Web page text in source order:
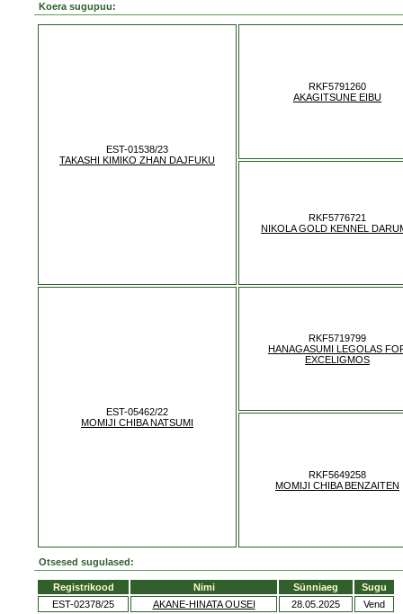
Koera sugupuu:
EST-01538/23
TAKASHI KIMIKO ZHAN DAJFUKU
RKF5791260
AKAGITSUNE EIBU
RKF5776721
NIKOLA GOLD KENNEL
EST-05462/22
MOMIJI CHIBA NATSUMI
RKF5719799
HANAGASUMI LEGOLAS
EXCELIGMOS
RKF5649258
MOMIJI CHIBA BENZAITEN
Otsesed sugulased:
Registrikood Nimi Sünniaeg
Sugu
EST-02378/25
AKANE-HINATA OUSEI 28.05.2025 Vend